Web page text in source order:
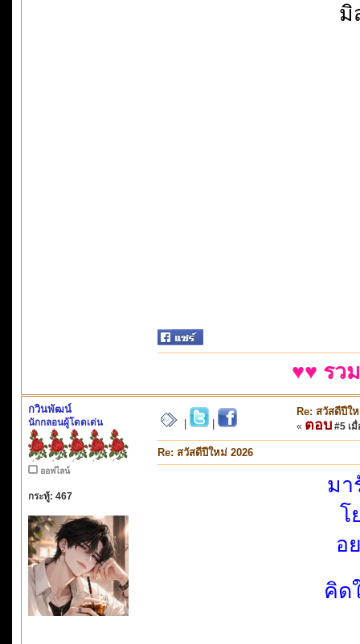
มิ
♥♥ รว
กวินพัฒน์
นักกลอนผู้โดดเด่น
ออฟไลน์
กระทู้: 467
Re: สวัสดีปีใ
« ตอบ #5 เมื่
Re: สวัสดีปีใหม่ 2026
มา
โ
อ
คิด